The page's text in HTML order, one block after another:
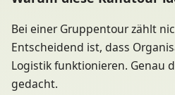
Bei einer Gruppentour zählt
Entscheidend ist, dass
Logistik funktionieren. Genau
gedacht.